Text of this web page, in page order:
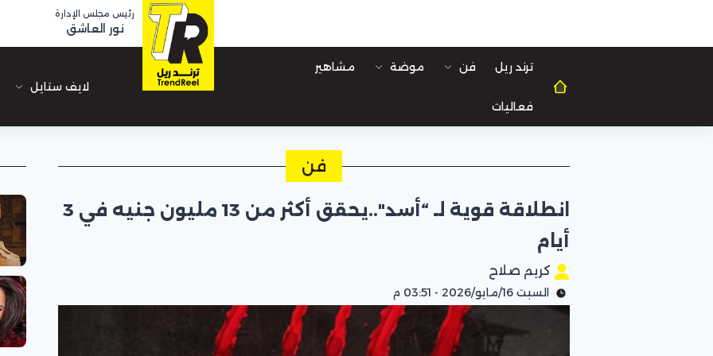
رئيس مجلس الإدارة
نور العاشق
ترند ريل فن موضة مشاهير
فعاليات
لايف ستايل
فن
انطلاقة قوية لـ “أسد"..يحقق أكثر من 13 مليون جنيه في 3
أيام
كريم صلاح
السبت 16/مايو/2026 - 03:51 م